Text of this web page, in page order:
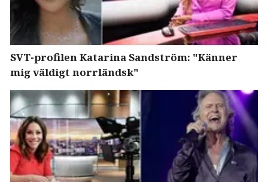
SVT-profilen Katarina Sandström: "Känner
mig väldigt norrländsk"